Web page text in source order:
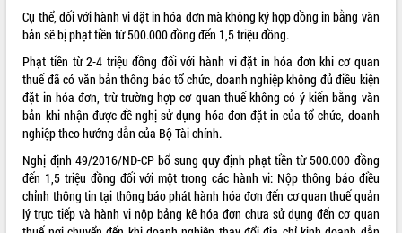
VĂN BẢN HĐND TỈNH
ĐIỂM TIN VĂN BẢN
QUY HOẠCH - KẾ HOẠCH
Cụ thể, đối với hành vi đặt in hóa đơn mà không ký hợp đồng in bằng văn
bản sẽ bị phạt tiền từ 500.000 đồng đến 1,5 triệu đồng.
Phạt tiền từ 2-4 triệu đồng đối với hành vi đặt in hóa đơn khi cơ quan
thuế đã có văn bản thông báo tổ chức, doanh nghiệp không đủ điều kiện
đặt in hóa đơn, trừ trường hợp cơ quan thuế không có ý kiến bằng văn
bản khi nhận được đề nghị sử dụng hóa đơn đặt in của tổ chức, doanh
nghiệp theo hướng dẫn của Bộ Tài chính.
Nghị định 49/2016/NĐ-CP bổ sung quy định phạt tiền từ 500.000 đồng
đến 1,5 triệu đồng đối với một trong các hành vi: Nộp thông báo điều
chỉnh thông tin tại thông báo phát hành hóa đơn đến cơ quan thuế quản
lý trực tiếp và hành vi nộp bảng kê hóa đơn chưa sử dụng đến cơ quan